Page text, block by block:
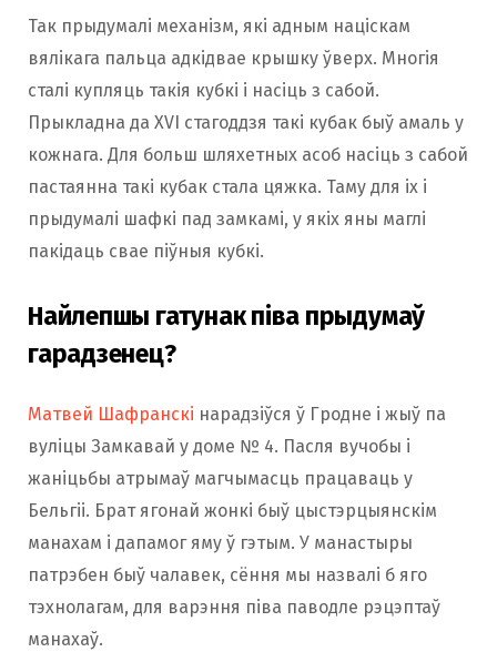
Так прыдумалі механізм, які адным націскам
вялікага пальца адкідвае крышку ўверх. Многія
сталі купляць такія кубкі і насіць з сабой.
Прыкладна да XVI стагоддзя такі кубак быў амаль у
кожнага. Для больш шляхетных асоб насіць з сабой
пастаянна такі кубак стала цяжка. Таму для іх і
прыдумалі шафкі пад замкамі, у якіх яны маглі
пакідаць свае піўныя кубкі.
Найлепшы гатунак піва прыдумаў
гарадзенец?
Матвей Шафранскі нарадзіўся ў Гродне і жыў па
вуліцы Замкавай у доме № 4. Пасля вучобы і
жаніцьбы атрымаў магчымасць працаваць у
Бельгіі. Брат ягонай жонкі быў цыстэрцыянскім
манахам і дапамог яму ў гэтым. У манастыры
патрэбен быў чалавек, сёння мы назвалі б яго
тэхнолагам, для варэння піва паводле рэцэптаў
манахаў.